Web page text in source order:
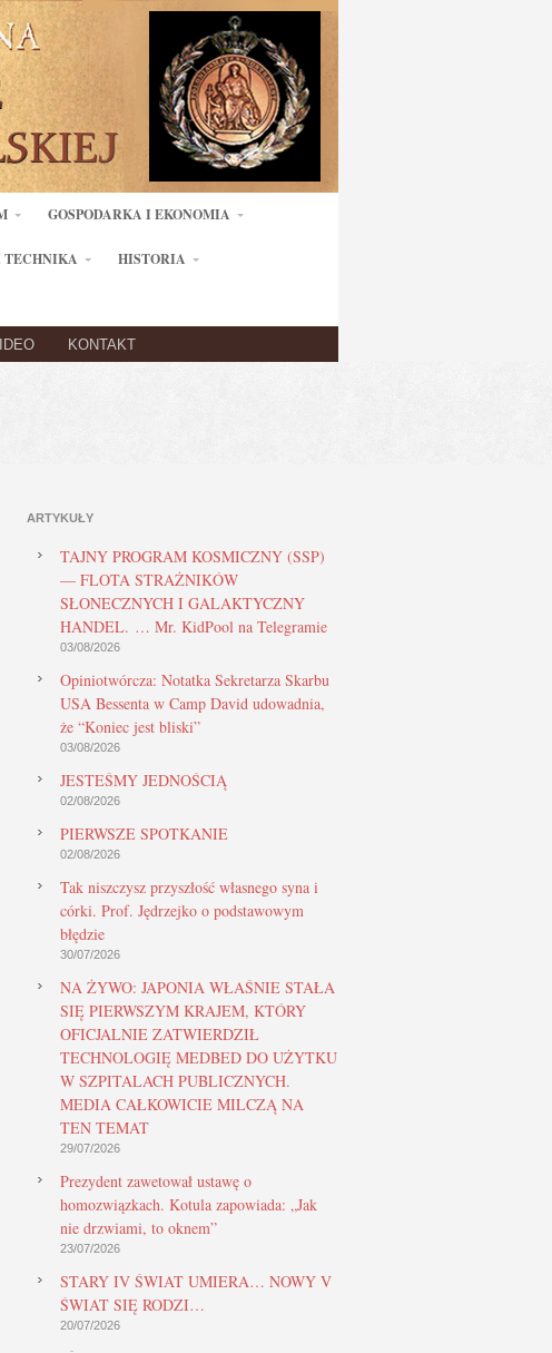
GOSPODARKA I EKONOMIA
TECHNIKA HISTORIA
KONTAKT
ARTYKUŁY
TAJNY PROGRAM KOSMICZNY (SSP)
— FLOTA STRAŻNIKÓW
SŁONECZNYCH I GALAKTYCZNY
HANDEL. … Mr. KidPool na Telegramie
03/08/2026
Opiniotwórcza: Notatka Sekretarza Skarbu
USA Bessenta w Camp David udowadnia,
że “Koniec jest bliski”
03/08/2026
JESTEŚMY JEDNOŚCIĄ
02/08/2026
PIERWSZE SPOTKANIE
02/08/2026
Tak niszczysz przyszłość własnego syna i
córki. Prof. Jędrzejko o podstawowym
błędzie
30/07/2026
NA ŻYWO: JAPONIA WŁAŚNIE STAŁA
SIĘ PIERWSZYM KRAJEM, KTÓRY
OFICJALNIE ZATWIERDZIŁ
TECHNOLOGIĘ MEDBED DO UŻYTKU
W SZPITALACH PUBLICZNYCH.
MEDIA CAŁKOWICIE MILCZĄ NA
TEN TEMAT
29/07/2026
Prezydent zawetował ustawę o
homozwiązkach. Kotula zapowiada: „Jak
nie drzwiami, to oknem”
23/07/2026
STARY IV ŚWIAT UMIERA… NOWY V
ŚWIAT SIĘ RODZI…
20/07/2026